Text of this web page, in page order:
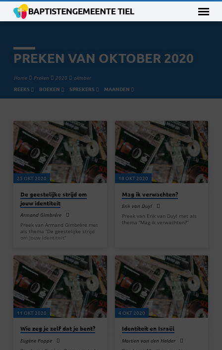
PREKEN VAN OKTOBER 2020
Home Preken 2020 oktober
REEKS BOEKEN SPREKERS MAANDEN
PREKEN
VAN
OKTOBER
2020
25 OKT 2020
De geestelijke strijd om
jouw identiteit
Armand Gimbrére
Preek van Armand Gimbrère met
als thema “De geestelijke strijd
om jouw identiteit”
18 OKT 2020
Mag ik verwachten?
Erik van Duyl
Preek van Erik van Duyl met als
thema “Mag ik verwachten?”
11 OKT 2020
Wie zeg je zelf dat je bent?
Eugène Poppe
4 OKT 2020
Identiteit en Israël
Martien van den Helder